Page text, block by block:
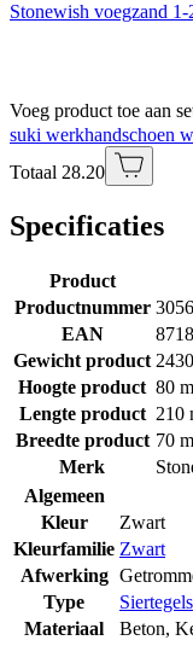
Stonewish voegzand
Voeg product toe aan
suki werkhandschoen
Totaal 28.20
Specificaties
Product
Productnummer
EAN
Gewicht product
Hoogte product 80
Lengte product 210
Breedte product 70
Merk
Algemeen
Kleur
Zwart
Kleurfamilie Zwart
Afwerking
Type
Siertegels
Materiaal
Beton,